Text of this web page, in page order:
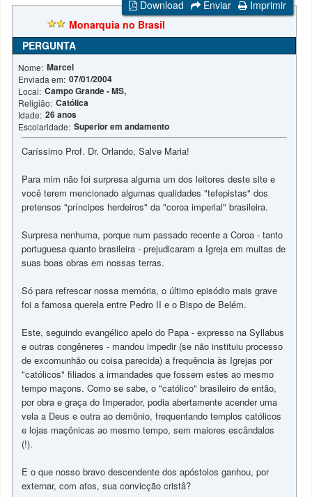
Download Enviar
Imprimir
Monarquia no Brasil
PERGUNTA
Nome: Marcel
Enviada em: 07/01/2004
Local: Campo Grande - MS,
Religião: Católica
Idade: 26 anos
Escolaridade: Superior em andamento
Caríssimo Prof. Dr. Orlando, Salve Maria!
Para mim não foi surpresa alguma um dos leitores deste site e
você terem mencionado algumas qualidades "tefepistas" dos
pretensos "príncipes herdeiros" da "coroa imperial" brasileira.
Surpresa nenhuma, porque num passado recente a Coroa - tanto
portuguesa quanto brasileira - prejudicaram a Igreja em muitas de
suas boas obras em nossas terras.
Só para refrescar nossa memória, o último episódio mais grave
foi a famosa querela entre Pedro II e o Bispo de Belém.
Este, seguindo evangélico apelo do Papa - expresso na Syllabus
e outras congêneres - mandou impedir (se não instituiu processo
de excomunhão ou coisa parecida) a frequência às Igrejas por
"católicos" filiados a irmandades que fossem estes ao mesmo
tempo maçons. Como se sabe, o "católico" brasileiro de então,
por obra e graça do Imperador, podia abertamente acender uma
vela a Deus e outra ao demônio, frequentando templos católicos
e lojas maçônicas ao mesmo tempo, sem maiores escândalos
(!).
E o que nosso bravo descendente dos apóstolos ganhou, por
externar, com atos, sua convicção cristâ?